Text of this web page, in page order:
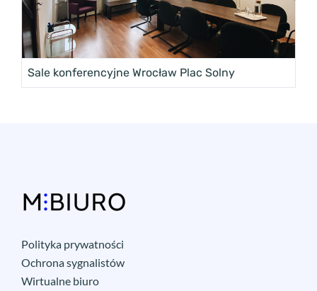
Sale konferencyjne Wrocław Plac Solny
Polityka prywatności
Ochrona sygnalistów
Wirtualne biuro